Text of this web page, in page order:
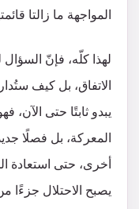
المواجهة ما زالتا
لهذا كلّه، فإنّ
الاتفاق، بل كيف
يبدو ثابتًا حتى الآن،
المعركة، بل فصلًا
أخرى، حتى استعادة
يصبح الاحتلال جزءًا